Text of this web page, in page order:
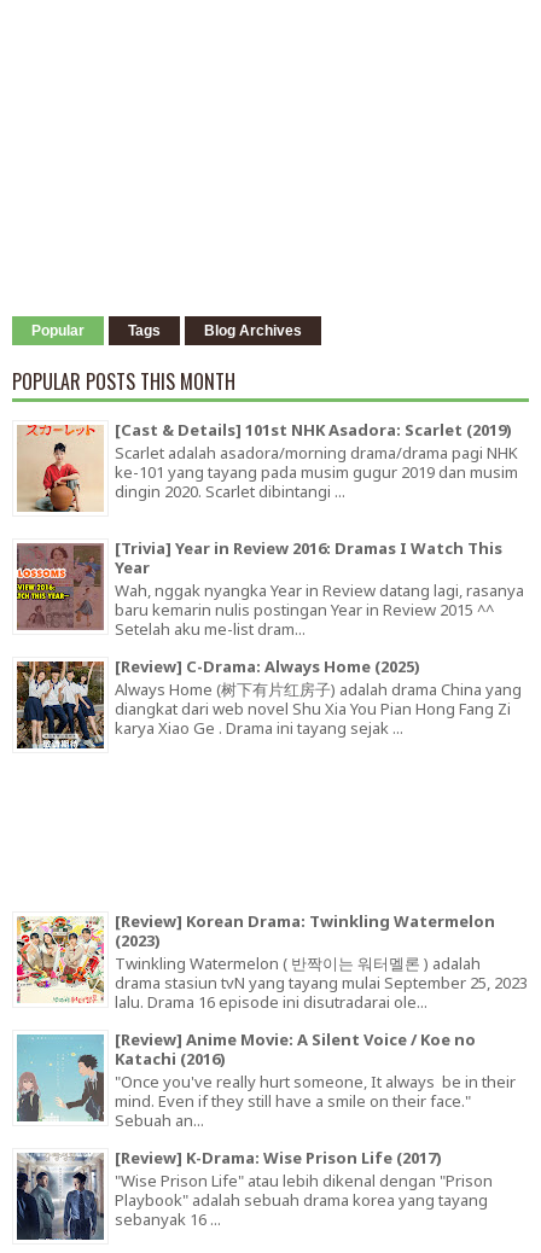
Popular Tags Blog Archives
POPULAR POSTS THIS MONTH
[Cast & Details] 101st NHK Asadora: Scarlet (2019)
Scarlet adalah asadora/morning drama/drama pagi NHK
ke-101 yang tayang pada musim gugur 2019 dan musim
dingin 2020. Scarlet dibintangi ...
[Trivia] Year in Review 2016: Dramas I Watch This
Year
Wah, nggak nyangka Year in Review datang lagi, rasanya
baru kemarin nulis postingan Year in Review 2015 ^^
Setelah aku me-list dram...
[Review] C-Drama: Always Home (2025)
Always Home (树下有片红房子) adalah drama China yang
diangkat dari web novel Shu Xia You Pian Hong Fang Zi
karya Xiao Ge . Drama ini tayang sejak ...
[Review] Korean Drama: Twinkling Watermelon
(2023)
Twinkling Watermelon ( 반짝이는 워터멜론 ) adalah
drama stasiun tvN yang tayang mulai September 25, 2023
lalu. Drama 16 episode ini disutradarai ole...
[Review] Anime Movie: A Silent Voice / Koe no
Katachi (2016)
"Once you've really hurt someone, It always be in their
mind. Even if they still have a smile on their face."
Sebuah an...
[Review] K-Drama: Wise Prison Life (2017)
"Wise Prison Life" atau lebih dikenal dengan "Prison
Playbook" adalah sebuah drama korea yang tayang
sebanyak 16 ...